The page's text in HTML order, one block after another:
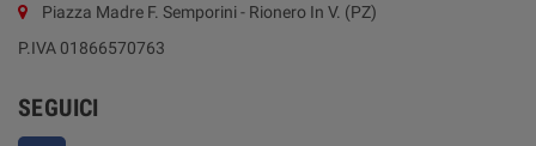
Piazza Madre F. Semporini - Rionero In V. (PZ)
P.IVA 01866570763
SEGUICI